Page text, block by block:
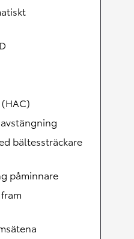
bältessträckare
påminnare